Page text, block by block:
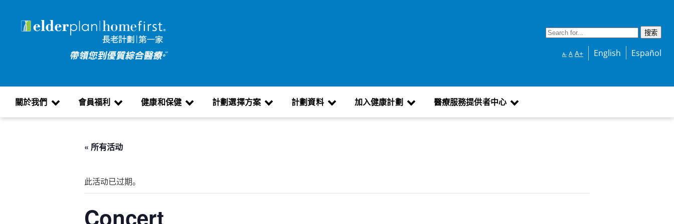
A- A A+ English Español
關於我們 會員福利 健康和保健 計劃選擇方案 計劃資料 加入健康計劃 醫療服務提供者中心
« 所有活动
此活动已过期。
Concert